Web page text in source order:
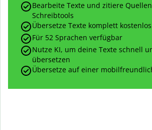
Bearbeite Texte und zitiere
Schreibtools
Übersetze Texte komplett kostenlos
Für 52 Sprachen verfügbar
Nutze KI, um deine Texte schnell
übersetzen
Übersetze auf einer